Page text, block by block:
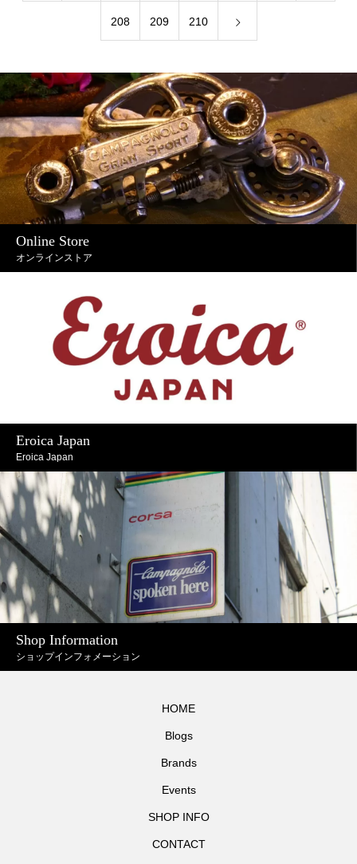
208 209 210
Online Store
オンラインストア
Eroica Japan
Eroica Japan
Shop Information
ショップインフォメーション
HOME
Blogs
Brands
Events
SHOP INFO
CONTACT